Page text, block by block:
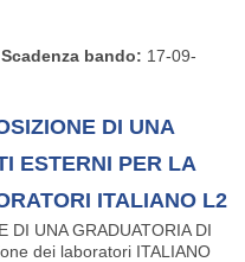
Scadenza bando: 17-09-
DI UNA
ESTERNI PER LA
ITALIANO L2
DI UNA GRADUATORIA DI
dei laboratori ITALIANO